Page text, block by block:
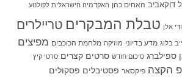
דוקאביב האחים כהן האקדמיה הישראלית לקולנוע
אלן טבלת המבקרים טריילרים
בלוג מדע בדיוני מוזיקה מלחמת הכוכבים מפיצים
ספילברג סיכום חודש סרטים קצרים סרטי קיץ
הקצה פיקסאר פסטיבלים פסקולים